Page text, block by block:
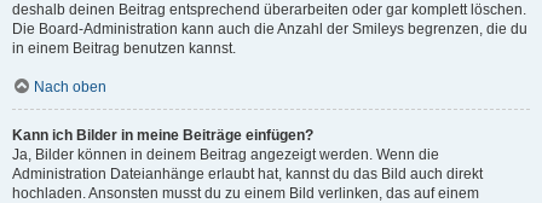
deshalb deinen Beitrag entsprechend überarbeiten oder gar komplett löschen.
Die Board-Administration kann auch die Anzahl der Smileys begrenzen, die du
in einem Beitrag benutzen kannst.
Nach oben
Kann ich Bilder in meine Beiträge einfügen?
Ja, Bilder können in deinem Beitrag angezeigt werden. Wenn die
Administration Dateianhänge erlaubt hat, kannst du das Bild auch direkt
hochladen. Ansonsten musst du zu einem Bild verlinken, das auf einem